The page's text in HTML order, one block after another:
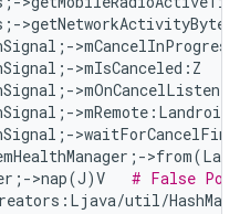
>mIsCanceled:Z
>nap(J)V # False
util/